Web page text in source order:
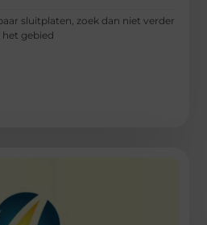
sluitplaten, zoek dan niet verder
gebied